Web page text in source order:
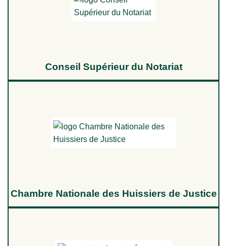
Conseil Supérieur du Notariat
Chambre Nationale des Huissiers de Justice